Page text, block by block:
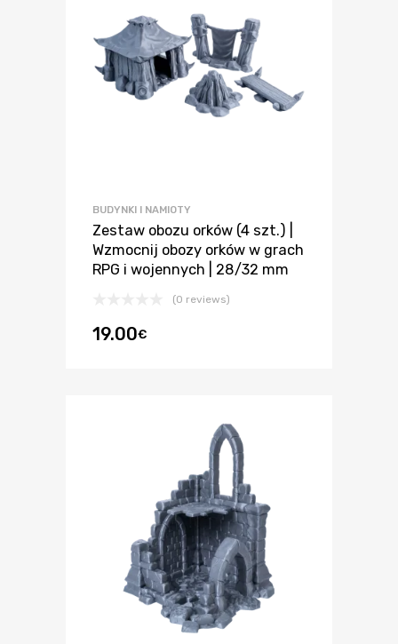
BUDYNKI I NAMIOTY
Zestaw obozu orków (4 szt.) |
Wzmocnij obozy orków w grach
RPG i wojennych | 28/32 mm
(0 reviews)
19.00€